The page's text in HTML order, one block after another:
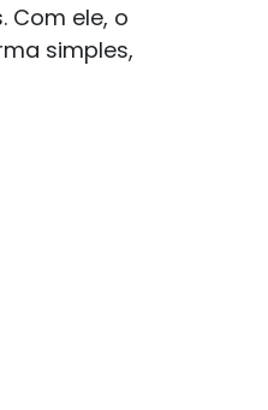
Com ele, o
simples,